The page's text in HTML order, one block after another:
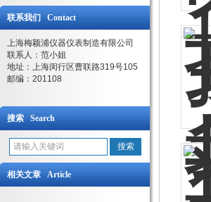
联系我们 Contact
上海梅颖浦仪器仪表制造有限公司
联系人：范小姐
地址：上海闵行区曹联路319号105
邮编：201108
搜索 Search
相关文章 Article